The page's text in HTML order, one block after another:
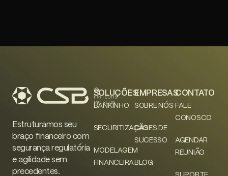
Estruturamos seu
braço financeiro com
segurança regulatória
e agilidade sem
precedentes.
SOLUÇÕES
BANKINHO
SECURITIZAÇÃO
MODELAGEM
FINANCEIRA
EMPRESAS
SOBRE NÓS
CASES DE
SUCESSO
BLOG
CONTATO
FALE
CONOSCO
AGENDAR
REUNIÃO